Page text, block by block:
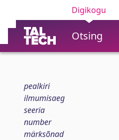
Digikogu
Otsing
pealkiri
ilmumisaeg
seeria
number
märksõnad